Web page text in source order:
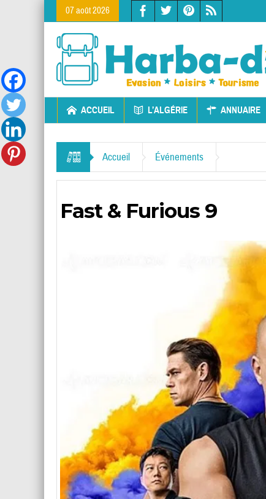
07 août 2026
ACCUEIL L’ALGÉRIE ANNUAIRE
Accueil Événements
Fast & Furious 9